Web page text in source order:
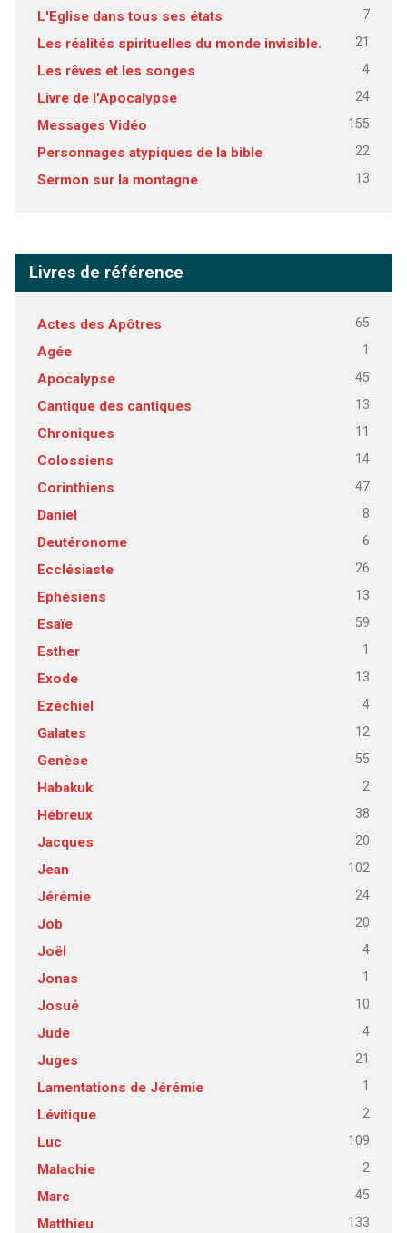
L'Eglise dans tous ses états 7
Les réalités spirituelles du monde invisible. 21
Les rêves et les songes 4
Livre de l'Apocalypse 24
Messages Vidéo 155
Personnages atypiques de la bible 22
Sermon sur la montagne 13
Livres de référence
Actes des Apôtres 65
Agée 1
Apocalypse 45
Cantique des cantiques 13
Chroniques 11
Colossiens 14
Corinthiens 47
Daniel 8
Deutéronome 6
Ecclésiaste 26
Ephésiens 13
Esaïe 59
Esther 1
Exode 13
Ezéchiel 4
Galates 12
Genèse 55
Habakuk 2
Hébreux 38
Jacques 20
Jean 102
Jérémie 24
Job 20
Joël 4
Jonas 1
Josué 10
Jude 4
Juges 21
Lamentations de Jérémie 1
Lévitique 2
Luc 109
Malachie 2
Marc 45
Matthieu 133